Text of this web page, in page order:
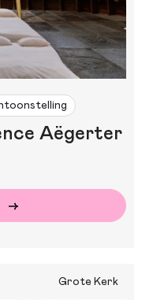
Aëgerter
Grote Kerk